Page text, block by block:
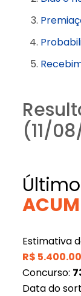
(11/
Estimativa
R$
Concurso:
Data do